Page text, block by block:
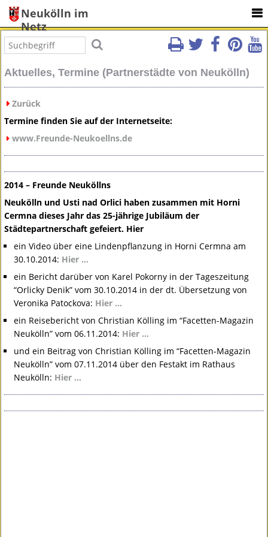
Neukölln im
Netz
Aktuelles, Termine (Partnerstädte von Neukölln)
Zurück
Termine finden Sie auf der Internetseite:
www.Freunde-Neukoellns.de
2014 – Freunde Neuköllns
Neukölln und Usti nad Orlici haben zusammen mit Horni
Cermna dieses Jahr das 25-jährige Jubiläum der
Städtepartnerschaft gefeiert. Hier
ein Video über eine Lindenpflanzung in Horni Cermna am
30.10.2014: Hier …
ein Bericht darüber von Karel Pokorny in der Tageszeitung
“Orlicky Denik” vom 30.10.2014 in der dt. Übersetzung von
Veronika Patockova: Hier …
ein Reisebericht von Christian Kölling im “Facetten-Magazin
Neukölln” vom 06.11.2014: Hier …
und ein Beitrag von Christian Kölling im “Facetten-Magazin
Neukölln” vom 07.11.2014 über den Festakt im Rathaus
Neukölln: Hier …